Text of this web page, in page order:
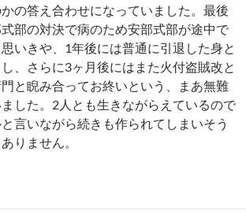
の答え合わせになっていました。最後
部の対決で病のため安部式部が途中で
いきや、1年後には普通に引退した身と
、さらに3ヶ月後にはまた火付盗賊改と
と睨み合ってお終いという、まあ無難
した。2人とも生きながらえているので
言いながら続きも作られてしまいそう
りません。